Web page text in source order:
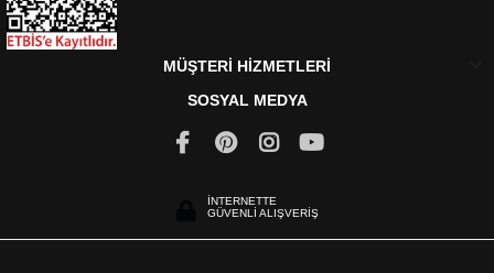
MÜŞTERİ HİZMETLERİ
SOSYAL MEDYA
İNTERNETTE
GÜVENLİ ALIŞVERİŞ